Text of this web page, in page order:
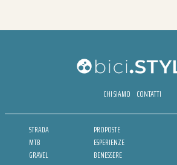
CHI SIAMO CONTATTI
STRADA
MTB
GRAVEL
PROPOSTE
ESPERIENZE
BENESSERE